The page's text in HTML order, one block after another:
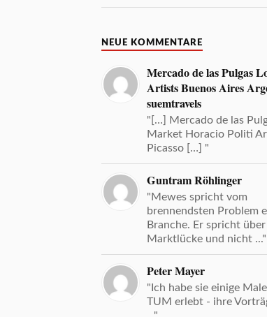
NEUE KOMMENTARE
Mercado de las Pulgas
Artists Buenos Aires
suemtravels
"[…] Mercado de las
Market Horacio Politi
Picasso […] "
Guntram Röhlinger
"Mewes spricht vom
brennendsten Problem
Branche. Er spricht über
Marktlücke und nicht ..."
Peter Mayer
"Ich habe sie einige
TUM erlebt - ihre